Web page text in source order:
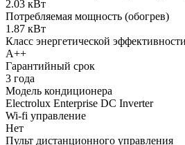
2.03 кВт
Потребляемая мощность (обогрев)
1.87 кВт
Класс энергетической
A++
Гарантийный срок
3 года
Модель кондиционера
Electrolux Enterprise DC Inverter
Wi-fi управление
Нет
Пульт дистанционного управления